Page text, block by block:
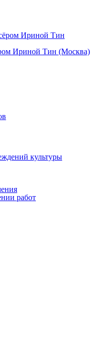
Ириной Тин (Москва)
культуры
работ